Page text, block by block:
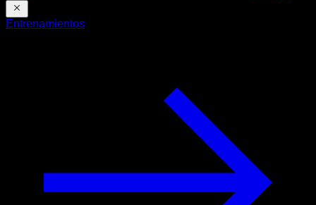
Entrenamientos